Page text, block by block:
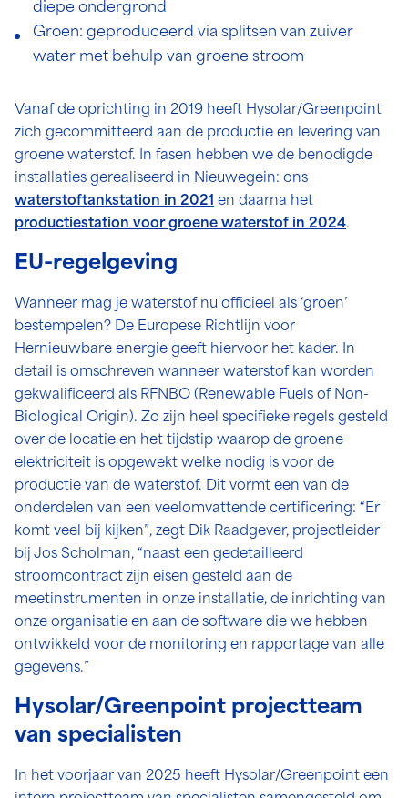
diepe ondergrond
Groen: geproduceerd via splitsen van zuiver
water met behulp van groene stroom
Vanaf de oprichting in 2019 heeft Hysolar/Greenpoint
zich gecommitteerd aan de productie en levering van
groene waterstof. In fasen hebben we de benodigde
installaties gerealiseerd in Nieuwegein: ons
waterstoftankstation in 2021 en daarna het
productiestation voor groene waterstof in 2024.
EU-regelgeving
Wanneer mag je waterstof nu officieel als ‘groen’
bestempelen? De Europese Richtlijn voor
Hernieuwbare energie geeft hiervoor het kader. In
detail is omschreven wanneer waterstof kan worden
gekwalificeerd als RFNBO (Renewable Fuels of Non-
Biological Origin). Zo zijn heel specifieke regels gesteld
over de locatie en het tijdstip waarop de groene
elektriciteit is opgewekt welke nodig is voor de
productie van de waterstof. Dit vormt een van de
onderdelen van een veelomvattende certificering: “Er
komt veel bij kijken”, zegt Dik Raadgever, projectleider
bij Jos Scholman, “naast een gedetailleerd
stroomcontract zijn eisen gesteld aan de
meetinstrumenten in onze installatie, de inrichting van
onze organisatie en aan de software die we hebben
ontwikkeld voor de monitoring en rapportage van alle
gegevens.”
Hysolar/Greenpoint projectteam
van specialisten
In het voorjaar van 2025 heeft Hysolar/Greenpoint een